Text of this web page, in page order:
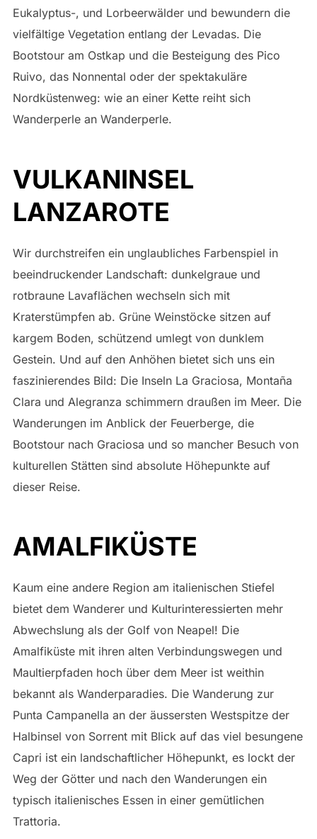
Eukalyptus-, und Lorbeerwälder und bewundern die
vielfältige Vegetation entlang der Levadas. Die
Bootstour am Ostkap und die Besteigung des Pico
Ruivo, das Nonnental oder der spektakuläre
Nordküstenweg: wie an einer Kette reiht sich
Wanderperle an Wanderperle.
VULKANINSEL
LANZAROTE
Wir durchstreifen ein unglaubliches Farbenspiel in
beeindruckender Landschaft: dunkelgraue und
rotbraune Lavaflächen wechseln sich mit
Kraterstümpfen ab. Grüne Weinstöcke sitzen auf
kargem Boden, schützend umlegt von dunklem
Gestein. Und auf den Anhöhen bietet sich uns ein
faszinierendes Bild: Die Inseln La Graciosa, Montaña
Clara und Alegranza schimmern draußen im Meer. Die
Wanderungen im Anblick der Feuerberge, die
Bootstour nach Graciosa und so mancher Besuch von
kulturellen Stätten sind absolute Höhepunkte auf
dieser Reise.
AMALFIKÜSTE
Kaum eine andere Region am italienischen Stiefel
bietet dem Wanderer und Kulturinteressierten mehr
Abwechslung als der Golf von Neapel! Die
Amalfiküste mit ihren alten Verbindungswegen und
Maultierpfaden hoch über dem Meer ist weithin
bekannt als Wanderparadies. Die Wanderung zur
Punta Campanella an der äussersten Westspitze der
Halbinsel von Sorrent mit Blick auf das viel besungene
Capri ist ein landschaftlicher Höhepunkt, es lockt der
Weg der Götter und nach den Wanderungen ein
typisch italienisches Essen in einer gemütlichen
Trattoria.